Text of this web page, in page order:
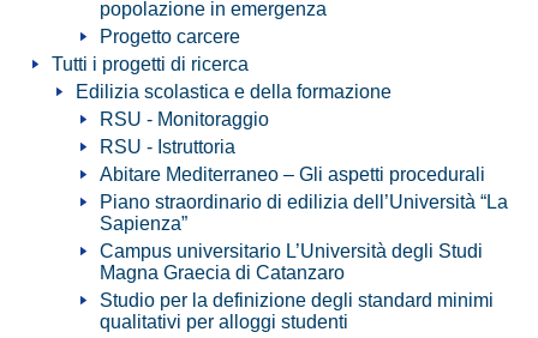
popolazione in emergenza
Progetto carcere
Tutti i progetti di ricerca
Edilizia scolastica e della formazione
RSU - Monitoraggio
RSU - Istruttoria
Abitare Mediterraneo – Gli aspetti procedurali
Piano straordinario di edilizia dell’Università “La
Sapienza”
Campus universitario L’Università degli Studi
Magna Graecia di Catanzaro
Studio per la definizione degli standard minimi
qualitativi per alloggi studenti